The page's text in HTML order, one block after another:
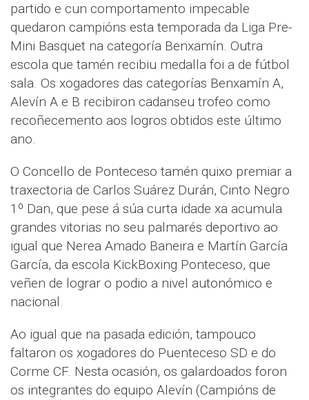
partido e cun comportamento impecable
quedaron campións esta temporada da Liga Pre-
Mini Basquet na categoría Benxamín. Outra
escola que tamén recibiu medalla foi a de fútbol
sala. Os xogadores das categorías Benxamín A,
Alevín A e B recibiron cadanseu trofeo como
recoñecemento aos logros obtidos este último
ano.
O Concello de Ponteceso tamén quixo premiar a
traxectoria de Carlos Suárez Durán, Cinto Negro
1º Dan, que pese á súa curta idade xa acumula
grandes vitorias no seu palmarés deportivo ao
igual que Nerea Amado Baneira e Martín García
García, da escola KickBoxing Ponteceso, que
veñen de lograr o podio a nivel autonómico e
nacional.
Ao igual que na pasada edición, tampouco
faltaron os xogadores do Puenteceso SD e do
Corme CF. Nesta ocasión, os galardoados foron
os integrantes do equipo Alevín (Campións de